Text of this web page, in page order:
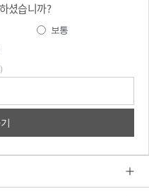
셨습니까?
보통